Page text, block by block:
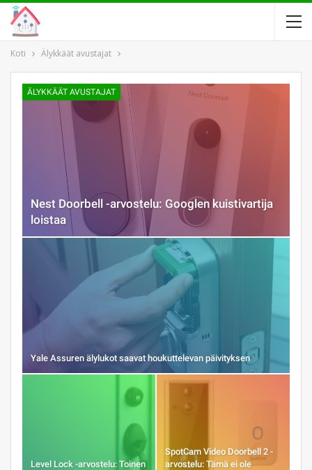
Koti Älykkäät avustajat
ÄLYKKÄÄT AVUSTAJAT
Nest Doorbell -arvostelu: Googlen kuistivartija
loistaa
Yale Assuren älylukot saavat houkuttelevan päivityksen
Level Lock -arvostelu: Toinen
SpotCam Video Doorbell 2 -
arvostelu: Tämä ei ole